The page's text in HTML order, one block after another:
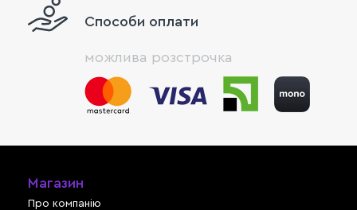
Способи оплати
можлива розстрочка
Магазин
Про компанію